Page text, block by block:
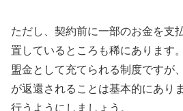
ただし、契約前に一部のお金を支
置しているところも稀にあります
盟金として充てられる制度ですが
が返還されることは基本的にあり
行うようにしましょう。